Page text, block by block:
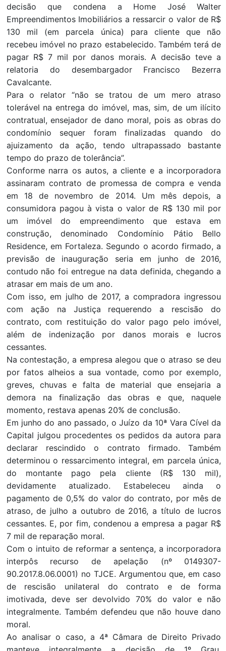
decisão que condena a Home José Walter
Empreendimentos Imobiliários a ressarcir o valor de R$
130 mil (em parcela única) para cliente que não
recebeu imóvel no prazo estabelecido. Também terá de
pagar R$ 7 mil por danos morais. A decisão teve a
relatoria do desembargador Francisco Bezerra
Cavalcante.
Para o relator “não se tratou de um mero atraso
tolerável na entrega do imóvel, mas, sim, de um ilícito
contratual, ensejador de dano moral, pois as obras do
condomínio sequer foram finalizadas quando do
ajuizamento da ação, tendo ultrapassado bastante
tempo do prazo de tolerância”.
Conforme narra os autos, a cliente e a incorporadora
assinaram contrato de promessa de compra e venda
em 18 de novembro de 2014. Um mês depois, a
consumidora pagou à vista o valor de R$ 130 mil por
um imóvel do empreendimento que estava em
construção, denominado Condomínio Pátio Bello
Residence, em Fortaleza. Segundo o acordo firmado, a
previsão de inauguração seria em junho de 2016,
contudo não foi entregue na data definida, chegando a
atrasar em mais de um ano.
Com isso, em julho de 2017, a compradora ingressou
com ação na Justiça requerendo a rescisão do
contrato, com restituição do valor pago pelo imóvel,
além de indenização por danos morais e lucros
cessantes.
Na contestação, a empresa alegou que o atraso se deu
por fatos alheios a sua vontade, como por exemplo,
greves, chuvas e falta de material que ensejaria a
demora na finalização das obras e que, naquele
momento, restava apenas 20% de conclusão.
Em junho do ano passado, o Juízo da 10ª Vara Cível da
Capital julgou procedentes os pedidos da autora para
declarar rescindido o contrato firmado. Também
determinou o ressarcimento integral, em parcela única,
do montante pago pela cliente (R$ 130 mil),
devidamente atualizado. Estabeleceu ainda o
pagamento de 0,5% do valor do contrato, por mês de
atraso, de julho a outubro de 2016, a título de lucros
cessantes. E, por fim, condenou a empresa a pagar R$
7 mil de reparação moral.
Com o intuito de reformar a sentença, a incorporadora
interpôs recurso de apelação (nº 0149307-
90.2017.8.06.0001) no TJCE. Argumentou que, em caso
de rescisão unilateral do contrato e de forma
imotivada, deve ser devolvido 70% do valor e não
integralmente. Também defendeu que não houve dano
moral.
Ao analisar o caso, a 4ª Câmara de Direito Privado